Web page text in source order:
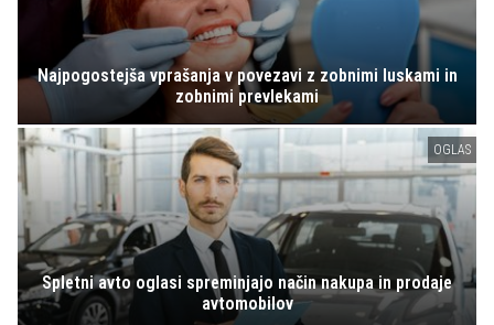
Najpogostejša vprašanja v povezavi z zobnimi luskami in
zobnimi prevlekami
OGLAS
Spletni avto oglasi spreminjajo način nakupa in prodaje
avtomobilov